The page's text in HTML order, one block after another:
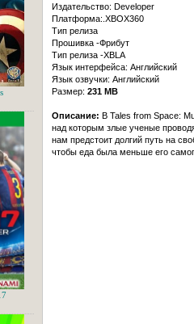
Издательство: Developer
Платформа:.XBOX360
Тип релиза
Прошивка -Фрибут
Тип релиза -XBLA
Язык интерфейса: Английский
Язык озвучки: Английский
Размер: 231 MB
Описание: В Tales from Space:
над которым злые ученые
нам предстоит долгий путь на
чтобы еда была меньше его